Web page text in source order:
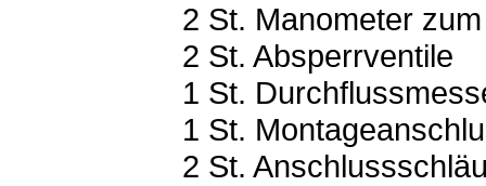
2 St. Manometer
2 St. Absperrventile
1 St.
1 St.
2 St.